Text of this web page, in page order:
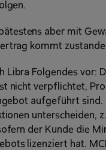
aber mit
kommt
Libra Folgendes vor:
nicht verpflichtet,
aufgeführt sind.
unterscheiden,
der Kunde die
lizenziert hat.